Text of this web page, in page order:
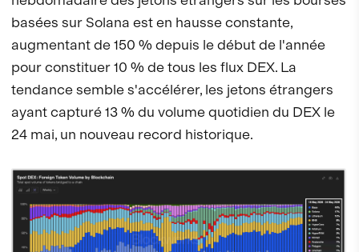
basées sur Solana est en hausse constante,
augmentant de 150 % depuis le début de l'année
pour constituer 10 % de tous les flux DEX. La
tendance semble s'accélérer, les jetons étrangers
ayant capturé 13 % du volume quotidien du DEX le
24 mai, un nouveau record historique.